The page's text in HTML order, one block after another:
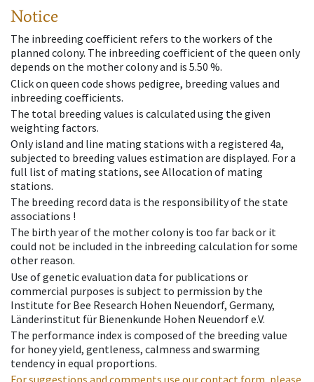
Notice
The inbreeding coefficient refers to the workers of the
planned colony. The inbreeding coefficient of the queen only
depends on the mother colony and is 5.50 %.
Click on queen code shows pedigree, breeding values and
inbreeding coefficients.
The total breeding values is calculated using the given
weighting factors.
Only island and line mating stations with a registered 4a,
subjected to breeding values estimation are displayed. For a
full list of mating stations, see Allocation of mating
stations.
The breeding record data is the responsibility of the state
associations !
The birth year of the mother colony is too far back or it
could not be included in the inbreeding calculation for some
other reason.
Use of genetic evaluation data for publications or
commercial purposes is subject to permission by the
Institute for Bee Research Hohen Neuendorf, Germany,
Länderinstitut für Bienenkunde Hohen Neuendorf e.V.
The performance index is composed of the breeding value
for honey yield, gentleness, calmness and swarming
tendency in equal proportions.
For suggestions and comments use our contact form, please.